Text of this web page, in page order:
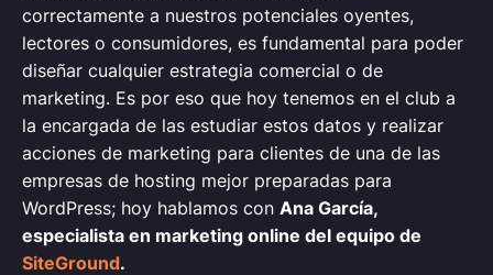
correctamente a nuestros potenciales oyentes,
lectores o consumidores, es fundamental para poder
diseñar cualquier estrategia comercial o de
marketing. Es por eso que hoy tenemos en el club a
la encargada de las estudiar estos datos y realizar
acciones de marketing para clientes de una de las
empresas de hosting mejor preparadas para
WordPress; hoy hablamos con Ana García,
especialista en marketing online del equipo de
SiteGround.